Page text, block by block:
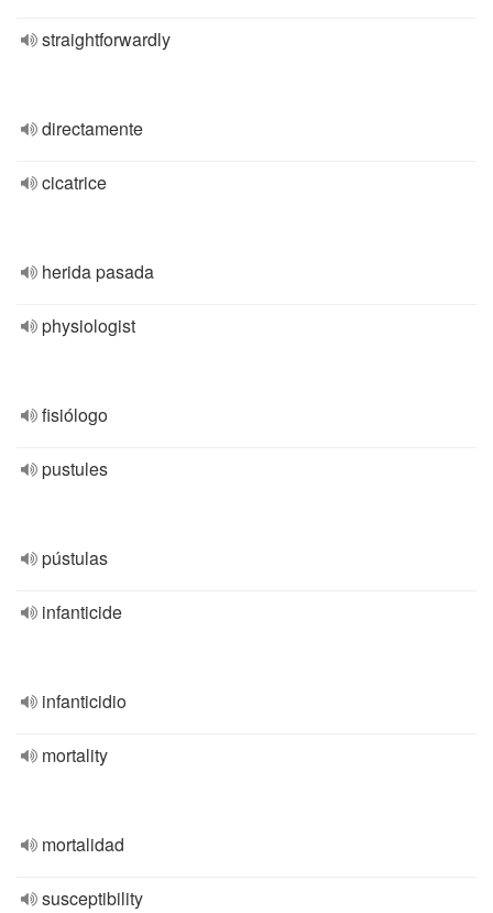
straightforwardly
directamente
cicatrice
herida pasada
physiologist
fisiólogo
pustules
pústulas
infanticide
infanticidio
mortality
mortalidad
susceptibility